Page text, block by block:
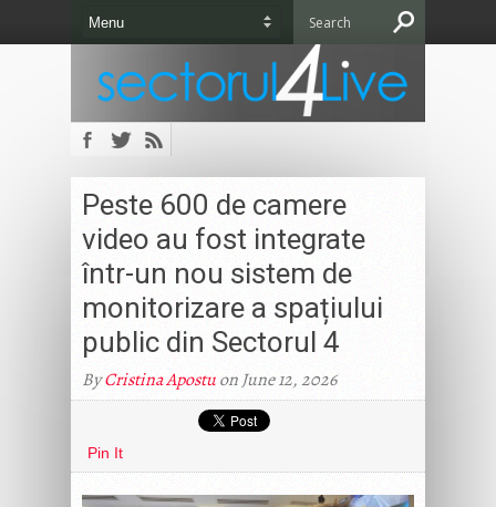
Peste 600 de camere
video au fost integrate
într-un nou sistem de
monitorizare a spațiului
public din Sectorul 4
ByCristina Apostuon June 12, 2026
Pin It